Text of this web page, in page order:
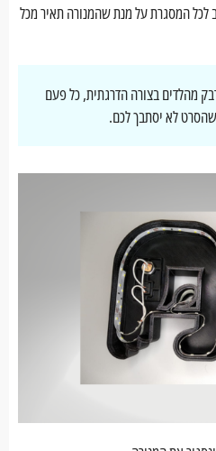
לכל המסגרת על מנת שהמנורה תאיר מכל
מהלדים בצורה הדרגתית, כל פעם
לא יסתבך לכם.